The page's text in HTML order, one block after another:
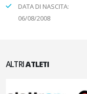
DATA DI NASCITA:
06/08/2008
ALTRIATLETI